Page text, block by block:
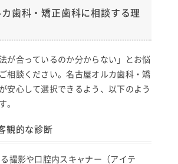
歯科・矯正歯科に相談する理
が合っているのか分からない」とお悩
相談ください。名古屋オルカ歯科・矯
安心して選択できるよう、以下のよう
。
観的な診断
撮影や口腔内スキャナー（アイテ